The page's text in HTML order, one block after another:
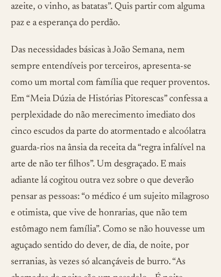
azeite, o vinho, as batatas”. Quis partir com alguma
paz e a esperança do perdão.
Das necessidades básicas à João Semana, nem
sempre entendíveis por terceiros, apresenta-se
como um mortal com família que requer proventos.
Em “Meia Dúzia de Histórias Pitorescas” confessa a
perplexidade do não merecimento imediato dos
cinco escudos da parte do atormentado e alcoólatra
guarda-rios na ânsia da receita da “regra infalível na
arte de não ter filhos”. Um desgraçado. E mais
adiante lá cogitou outra vez sobre o que deverão
pensar as pessoas: “o médico é um sujeito milagroso
e otimista, que vive de honrarias, que não tem
estômago nem família”. Como se não houvesse um
aguçado sentido do dever, de dia, de noite, por
serranias, às vezes só alcançáveis de burro. “As